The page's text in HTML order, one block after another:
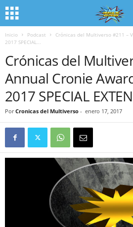
Inicio Podcast
Crónicas del Multiverso #211 –
2017 SPECIAL...
Crónicas del
Annual Cronie
2017 SPECIAL
Por Cronicas del Multiverso - enero 17, 2017